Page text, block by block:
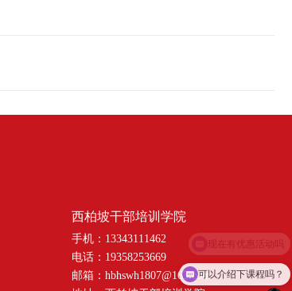
西柏坡干部培训学院
手机：13343111462
电话：19358253669
邮箱：hbhswh1807@163.com可以介绍下课程吗？